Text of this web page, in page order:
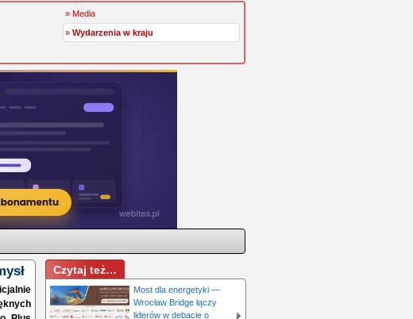
» Media
» Wydarzenia w kraju
Czytaj też…
Most dla energetyki —
Wrocław Bridge łączy
liderów w debacie o